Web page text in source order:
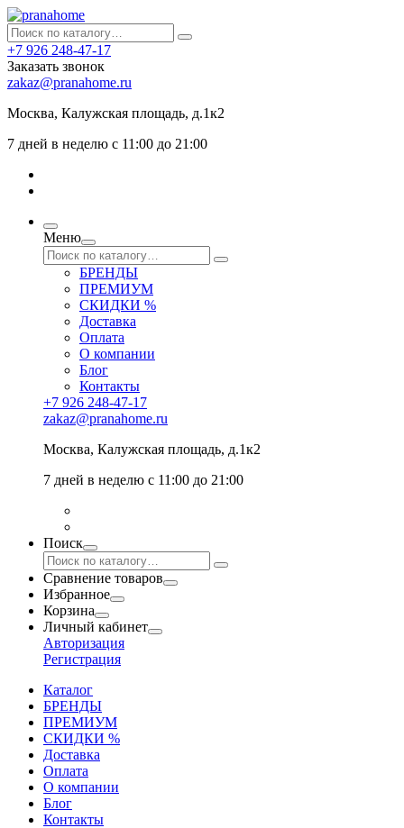
+7 926 248-47-17
Заказать звонок
zakaz@pranahome.ru
Москва, Калужская площадь, д.1к2
7 дней в неделю с 11:00 до 21:00
Меню
БРЕНДЫ
ПРЕМИУМ
СКИДКИ %
Доставка
Оплата
О компании
Блог
Контакты
+7 926 248-47-17
zakaz@pranahome.ru
Москва, Калужская площадь, д.1к2
7 дней в неделю с 11:00 до 21:00
Поиск
Сравнение товаров
Избранное
Корзина
Личный кабинет
Авторизация
Регистрация
Каталог
БРЕНДЫ
ПРЕМИУМ
СКИДКИ %
Доставка
Оплата
О компании
Блог
Контакты